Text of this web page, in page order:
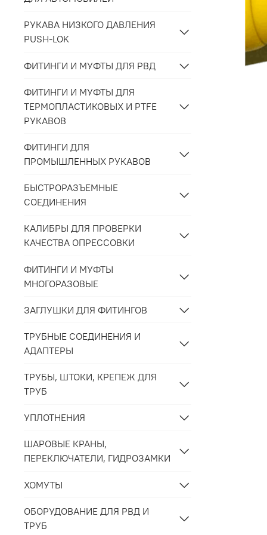
РУКАВА НИЗКОГО ДАВЛЕНИЯ
PUSH-LOK
ФИТИНГИ И МУФТЫ ДЛЯ РВД
ФИТИНГИ И МУФТЫ ДЛЯ
ТЕРМОПЛАСТИКОВЫХ И PTFE
РУКАВОВ
ФИТИНГИ ДЛЯ
ПРОМЫШЛЕННЫХ РУКАВОВ
БЫСТРОРАЗЪЕМНЫЕ
СОЕДИНЕНИЯ
КАЛИБРЫ ДЛЯ ПРОВЕРКИ
КАЧЕСТВА ОПРЕССОВКИ
ФИТИНГИ И МУФТЫ
МНОГОРАЗОВЫЕ
ЗАГЛУШКИ ДЛЯ ФИТИНГОВ
ТРУБНЫЕ СОЕДИНЕНИЯ И
АДАПТЕРЫ
ТРУБЫ, ШТОКИ, КРЕПЕЖ ДЛЯ
ТРУБ
УПЛОТНЕНИЯ
ШАРОВЫЕ КРАНЫ,
ПЕРЕКЛЮЧАТЕЛИ, ГИДРОЗАМКИ
ХОМУТЫ
ОБОРУДОВАНИЕ ДЛЯ РВД И
ТРУБ